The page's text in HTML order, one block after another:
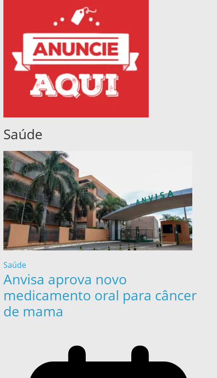
Saúde
Saúde
Anvisa aprova novo
medicamento oral para câncer
de mama